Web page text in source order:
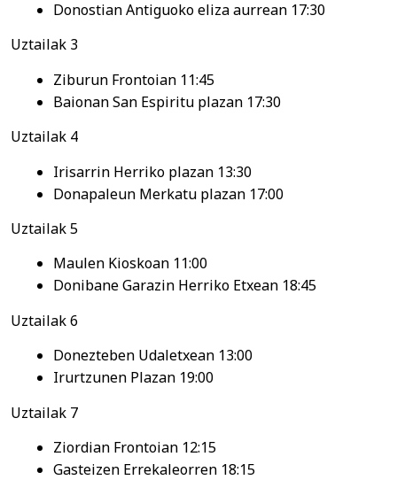
Donostian Antiguoko eliza aurrean 17:30
Uztailak 3
Ziburun Frontoian 11:45
Baionan San Espiritu plazan 17:30
Uztailak 4
Irisarrin Herriko plazan 13:30
Donapaleun Merkatu plazan 17:00
Uztailak 5
Maulen Kioskoan 11:00
Donibane Garazin Herriko Etxean 18:45
Uztailak 6
Donezteben Udaletxean 13:00
Irurtzunen Plazan 19:00
Uztailak 7
Ziordian Frontoian 12:15
Gasteizen Errekaleorren 18:15